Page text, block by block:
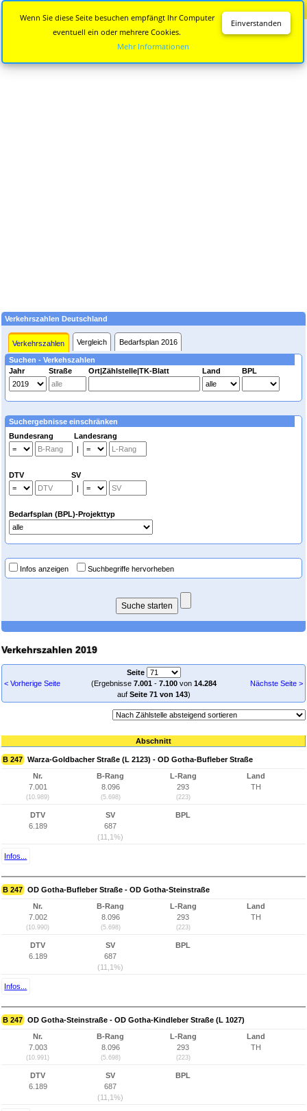
Verkehrszahlen Deutschland
Verkehrszahlen Vergleich Bedarfsplan 2016
Suchen - Verkehszahlen
Jahr
Straße Ort|Zählstelle|TK-Blatt Land BPL
Suchergebnisse einschränken
Bundesrang Landesrang
|
DTV SV
|
Bedarfsplan (BPL)-Projekttyp
Infos anzeigen Suchbegriffe hervorheben
Verkehrszahlen 2019
< Vorherige Seite
Seite
(Ergebnisse 7.001- 7.100von 14.284
auf Seite 71 von 143)
Nächste Seite >
Abschnitt
B 247 Warza-Goldbacher Straße (L 2123) - OD Gotha-Bufleber Straße
Nr.
7.001
(10.989)
B-Rang
8.096
(5.698)
L-Rang
293
(223)
Land
TH
DTV
6.189
SV
687
(11,1%)
BPL
Infos...
B 247 OD Gotha-Bufleber Straße - OD Gotha-Steinstraße
Nr.
7.002
(10.990)
B-Rang
8.096
(5.698)
L-Rang
293
(223)
Land
TH
DTV
6.189
SV
687
(11,1%)
BPL
Infos...
B 247 OD Gotha-Steinstraße - OD Gotha-Kindleber Straße (L 1027)
Nr.
7.003
(10.991)
B-Rang
8.096
(5.698)
L-Rang
293
(223)
Land
TH
DTV
6.189
SV
687
(11,1%)
BPL
Einverstanden
Wenn Sie diese Seite besuchen empfängt Ihr Computer
eventuell ein oder mehrere Cookies.
Mehr Informationen